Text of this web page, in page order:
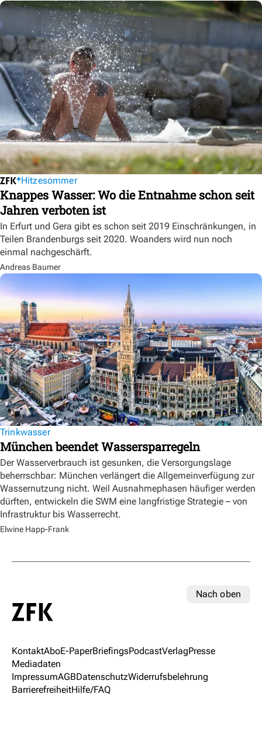
Hitzesommer
Knappes Wasser: Wo die Entnahme schon seit
Jahren verboten ist
In Erfurt und Gera gibt es schon seit 2019 Einschränkungen, in
Teilen Brandenburgs seit 2020. Woanders wird nun noch
einmal nachgeschärft.
Andreas Baumer
Trinkwasser
München beendet Wassersparregeln
Der Wasserverbrauch ist gesunken, die Versorgungslage
beherrschbar: München verlängert die Allgemeinverfügung zur
Wassernutzung nicht. Weil Ausnahmephasen häufiger werden
dürften, entwickeln die SWM eine langfristige Strategie – von
Infrastruktur bis Wasserrecht.
Elwine Happ-Frank
Nach oben
KontaktAboE-PaperBriefingsPodcastVerlagPresse
Mediadaten
ImpressumAGBDatenschutzWiderrufsbelehrung
BarrierefreiheitHilfe/FAQ